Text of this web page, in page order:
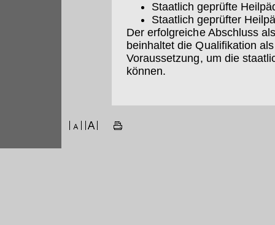
Staatlich geprüfte
Staatlich geprüfter
Der erfolgreiche Abschluss
beinhaltet die Qualifikation
Voraussetzung, um die
können.